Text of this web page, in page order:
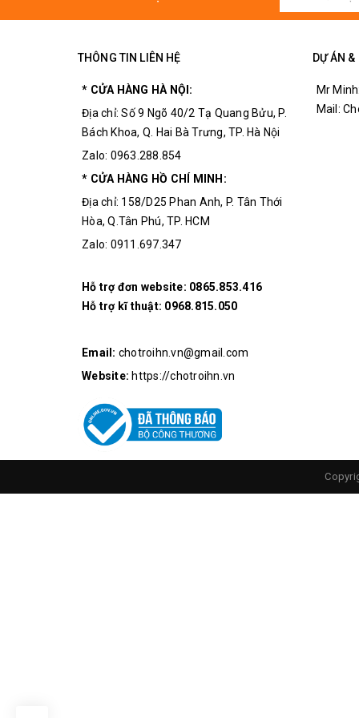
THÔNG TIN LIÊN HỆ
* CỬA HÀNG HÀ NỘI:
Địa chỉ: Số 9 Ngõ 40/2 Tạ Quang Bửu, P.
Bách Khoa, Q. Hai Bà Trưng, TP. Hà Nội
Zalo: 0963.288.854
* CỬA HÀNG HỒ CHÍ MINH:
Địa chỉ: 158/D25 Phan Anh, P. Tân Thới
Hòa, Q.Tân Phú, TP. HCM
Zalo: 0911.697.347
Hỗ trợ đơn website: 0865.853.416
Hỗ trợ kĩ thuật: 0968.815.050
Email: chotroihn.vn@gmail.com
Website: https://chotroihn.vn
DỰ ÁN &
Mr
Mail: